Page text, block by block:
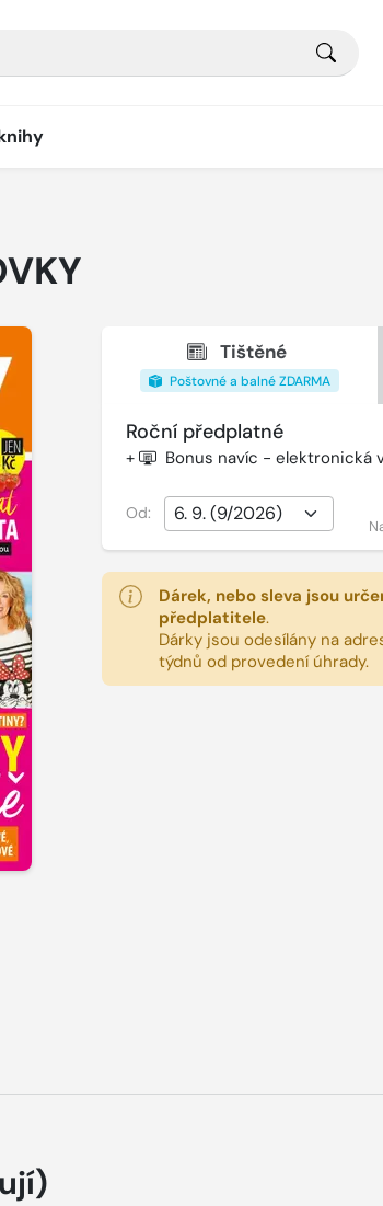
Tištěné
Poštovné a balné ZDARMA
Roční předplatné
+ Bonus navíc - elektronická
Od:
Dárek, nebo sleva jsou
předplatitele.
Dárky jsou odesílány na
týdnů od provedení úhrady.